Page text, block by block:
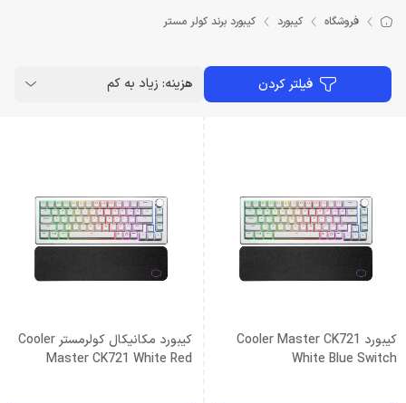
فروشگاه کیبورد کیبورد برند کولر مستر
فیلتر کردن هزینه: زیاد به کم
کیبورد Cooler Master CK721
White Blue Switch
کیبورد مکانیکال کولرمستر Cooler
Master CK721 White Red